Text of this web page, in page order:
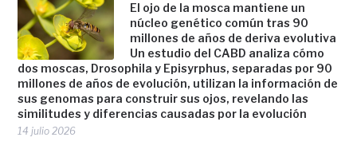
El ojo de la mosca mantiene un
núcleo genético común tras 90
millones de años de deriva evolutiva
Un estudio del CABD analiza cómo
dos moscas, Drosophila y Episyrphus, separadas por 90
millones de años de evolución, utilizan la información de
sus genomas para construir sus ojos, revelando las
similitudes y diferencias causadas por la evolución
14 julio 2026